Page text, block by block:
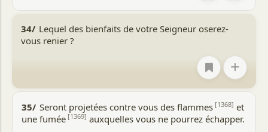
34/ Lequel des bienfaits de votre Seigneur oserez-
vous renier ?
+
35/ Seront projetées contre vous des flammes [1368] et
une fumée [1369] auxquelles vous ne pourrez échapper.